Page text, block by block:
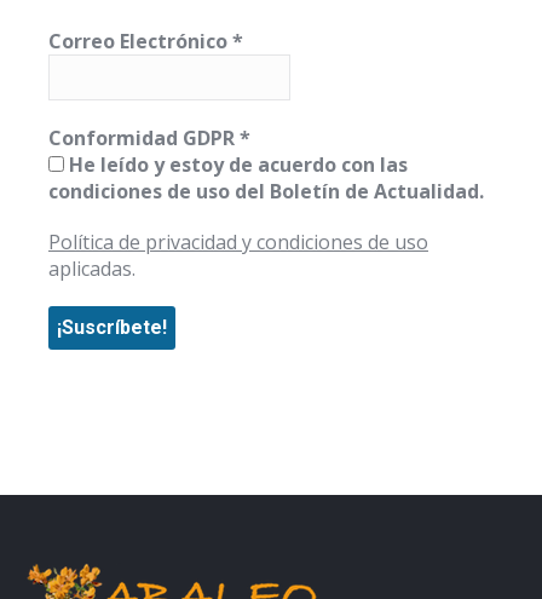
Correo Electrónico*
Conformidad GDPR*
He leído y estoy de acuerdo con las
condiciones de uso del Boletín de Actualidad.
Política de privacidad y condiciones de uso
aplicadas.